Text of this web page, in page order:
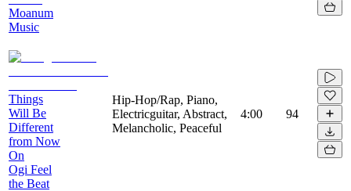
Moanum
Music
Things
Will Be
Different
from Now
On
Ogi Feel
the Beat
Hip-Hop/Rap, Piano,
Electricguitar, Abstract,
Melancholic, Peaceful
4:00 94